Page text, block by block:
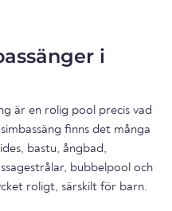
i
är en rolig pool precis vad
finns det många
bastu, ångbad,
bubbelpool och
roligt, särskilt för barn.